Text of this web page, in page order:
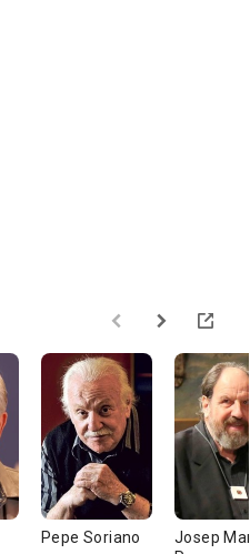
Pepe Soriano
Josep